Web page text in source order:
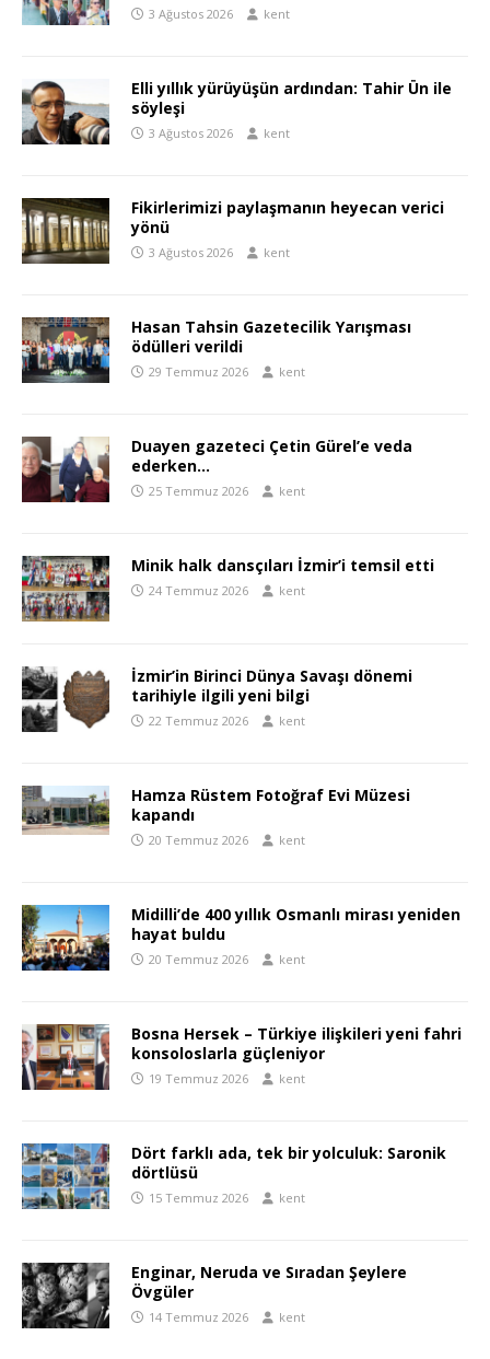
3 Ağustos 2026 kent
Elli yıllık yürüyüşün ardından: Tahir Ün ile
söyleşi
3 Ağustos 2026 kent
Fikirlerimizi paylaşmanın heyecan verici
yönü
3 Ağustos 2026 kent
Hasan Tahsin Gazetecilik Yarışması
ödülleri verildi
29 Temmuz 2026 kent
Duayen gazeteci Çetin Gürel’e veda
ederken…
25 Temmuz 2026 kent
Minik halk dansçıları İzmir’i temsil etti
24 Temmuz 2026 kent
İzmir’in Birinci Dünya Savaşı dönemi
tarihiyle ilgili yeni bilgi
22 Temmuz 2026 kent
Hamza Rüstem Fotoğraf Evi Müzesi
kapandı
20 Temmuz 2026 kent
Midilli’de 400 yıllık Osmanlı mirası yeniden
hayat buldu
20 Temmuz 2026 kent
Bosna Hersek – Türkiye ilişkileri yeni fahri
konsoloslarla güçleniyor
19 Temmuz 2026 kent
Dört farklı ada, tek bir yolculuk: Saronik
dörtlüsü
15 Temmuz 2026 kent
Enginar, Neruda ve Sıradan Şeylere
Övgüler
14 Temmuz 2026 kent